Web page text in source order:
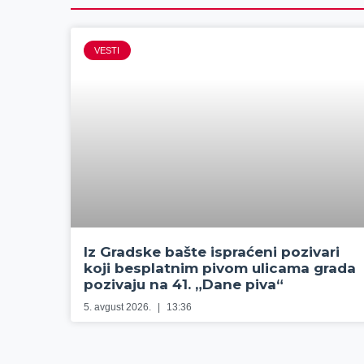
VESTI
Iz Gradske bašte ispraćeni pozivari
koji besplatnim pivom ulicama grada
pozivaju na 41. „Dane piva“
5. avgust 2026. 13:36